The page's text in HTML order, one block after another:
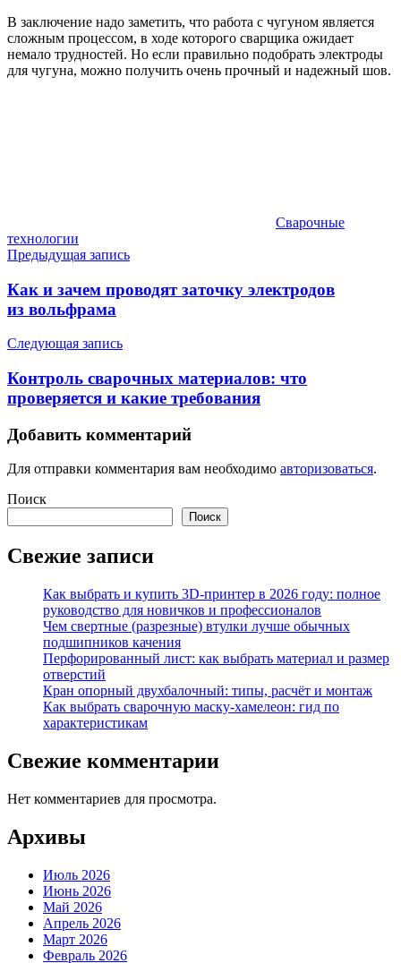
В заключение надо заметить, что работа с чугуном является
сложным процессом, в ходе которого сварщика ожидает
немало трудностей. Но если правильно подобрать электроды
для чугуна, можно получить очень прочный и надежный шов.
Сварочные
технологии
Навигация
по
записям
Предыдущая запись
Как и зачем проводят заточку электродов
из вольфрама
Следующая запись
Контроль сварочных материалов: что
проверяется и какие требования
Добавить комментарий
Для отправки комментария вам необходимо авторизоваться.
Поиск
Поиск
Свежие записи
Как выбрать и купить 3D-принтер в 2026 году: полное
руководство для новичков и профессионалов
Чем свертные (разрезные) втулки лучше обычных
подшипников качения
Перфорированный лист: как выбрать материал и размер
отверстий
Кран опорный двухбалочный: типы, расчёт и монтаж
Как выбрать сварочную маску-хамелеон: гид по
характеристикам
Свежие комментарии
Нет комментариев для просмотра.
Архивы
Июль 2026
Июнь 2026
Май 2026
Апрель 2026
Март 2026
Февраль 2026